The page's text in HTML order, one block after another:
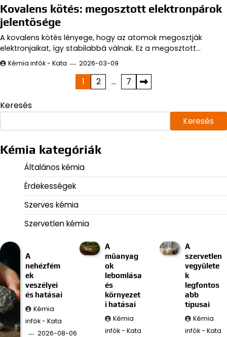
Kovalens kötés: megosztott elektronpárok
jelentősége
A kovalens kötés lényege, hogy az atomok megosztják
elektronjaikat, így stabilabbá válnak. Ez a megosztott…
Kémia infók - Kata 2026-03-09
lapozása
1 2 … 7
Keresés
Keresés
Kémia kategóriák
Általános kémia
Érdekességek
Szerves kémia
Szervetlen kémia
A
nehézfém
ek
veszélyei
és hatásai
Kémia
infók - Kata
2026-08-06
A
műanyag
ok
lebomlása
és
környezet
i hatásai
Kémia
infók - Kata
A
szervetlen
vegyülete
k
legfontos
abb
típusai
Kémia
infók - Kata